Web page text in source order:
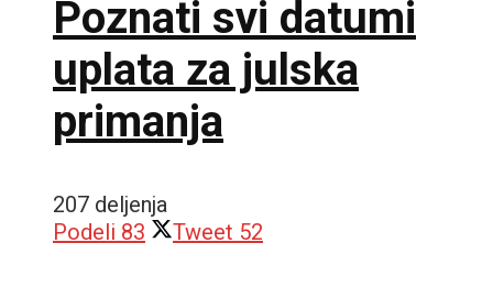
Poznati svi datumi
uplata za julska
primanja
207 deljenja
Podeli 83 Tweet 52